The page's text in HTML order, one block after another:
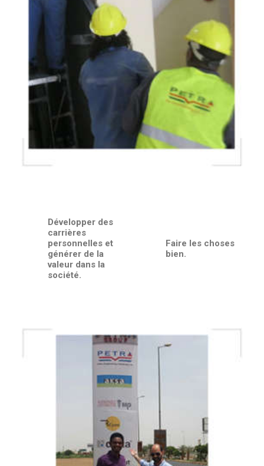
Développer des
carrières
personnelles et
générer de la
valeur dans la
société.
Faire les choses
bien.